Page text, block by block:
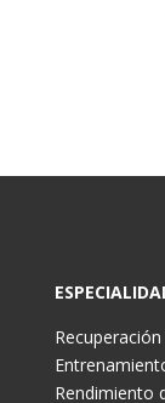
Rendimiento